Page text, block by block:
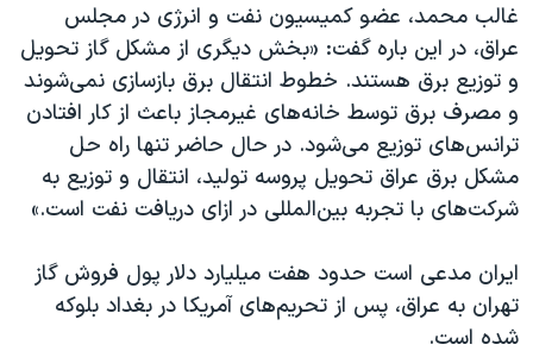
غالب محمد، عضو کمیسیون نفت و انرژی در مجلس
عراق، در این باره گفت: «بخش دیگری از مشکل گاز تحویل
و توزیع برق هستند. خطوط انتقال برق بازسازی نمی‌شوند
و مصرف برق توسط خانه‌های غیرمجاز باعث از کار افتادن
ترانس‌های توزیع می‌شود. در حال حاضر تنها راه حل
مشکل برق عراق تحویل پروسه تولید، انتقال و توزیع به
شرکت‌های با تجربه بین‌المللی در ازای دریافت نفت است.»
ایران مدعی است حدود هفت میلیارد دلار پول فروش گاز
تهران به عراق، پس از تحریم‌های آمریکا در بغداد بلوکه
شده است.